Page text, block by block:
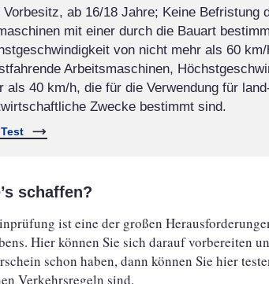
Vorbesitz, ab 16/18 Jahre; Keine Befristung
mit einer durch die Bauart
von nicht mehr als 60 km/
Arbeitsmaschinen,
als 40 km/h, die für die Verwendung für
Zwecke bestimmt sind.
schaffen?
ist eine der großen
Hier können Sie sich darauf vorbereiten
schon haben, dann können Sie hier
Verkehrsregeln sind.